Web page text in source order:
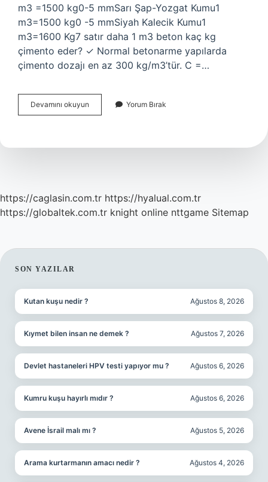
m3 =1500 kg0-5 mmSarı Şap-Yozgat Kumu1
m3=1500 kg0 -5 mmSiyah Kalecik Kumu1
m3=1600 Kg7 satır daha 1 m3 beton kaç kg
çimento eder? ✓ Normal betonarme yapılarda
çimento dozajı en az 300 kg/m3’tür. C =…
Devamını okuyun
M3
Kg
Yorum Bırak
https://caglasin.com.tr https://hyalual.com.tr
https://globaltek.com.tr knight online nttgame Sitemap
SIDEBAR
SON YAZILAR
Kutan kuşu nedir ? Ağustos 8, 2026
Kıymet bilen insan ne demek ? Ağustos 7, 2026
Devlet hastaneleri HPV testi yapıyor mu ? Ağustos 6, 2026
Kumru kuşu hayırlı mıdır ? Ağustos 6, 2026
Avene İsrail malı mı ? Ağustos 5, 2026
Arama kurtarmanın amacı nedir ? Ağustos 4, 2026